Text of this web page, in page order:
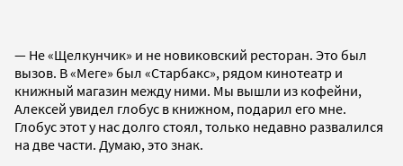
— Не «Щелкунчик» и не новиковский ресторан. Это был
вызов. В «Меге» был «Старбакс», рядом кинотеатр и
книжный магазин между ними. Мы вышли из кофейни,
Алексей увидел глобус в книжном, подарил его мне.
Глобус этот у нас долго стоял, только недавно развалился
на две части. Думаю, это знак.